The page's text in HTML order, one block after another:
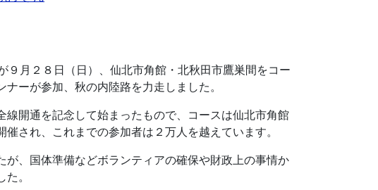
月２８日（日）、仙北市角館・北秋田市鷹巣間をコー
ーが参加、秋の内陸路を力走しました。
開通を記念して始まったもので、コースは仙北市角館
され、これまでの参加者は２万人を越えています。
、国体準備などボランティアの確保や財政上の事情か
。